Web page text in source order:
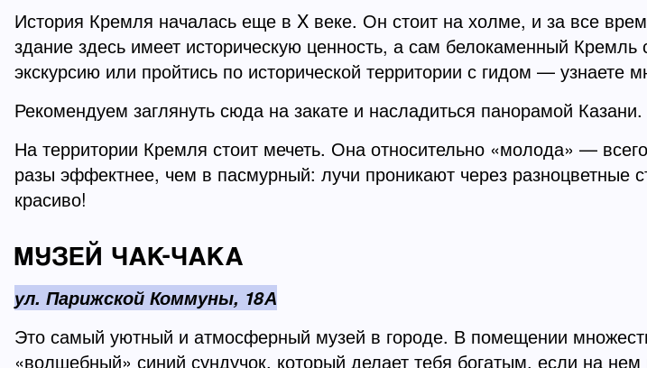
История Кремля началась еще в X веке. Он стоит на холме, и за все
здание здесь имеет историческую ценность, а сам белокаменный
экскурсию или пройтись по исторической территории с гидом — узнаете
Рекомендуем заглянуть сюда на закате и насладиться панорамой Казани.
На территории Кремля стоит мечеть. Она относительно «молода» —
разы эффектнее, чем в пасмурный: лучи проникают через
красиво!
МУЗЕЙ ЧАК-ЧАКА
ул. Парижской Коммуны, 18А
Это самый уютный и атмосферный музей в городе. В помещении
«волшебный» синий сундучок, который делает тебя богатым, если на нем